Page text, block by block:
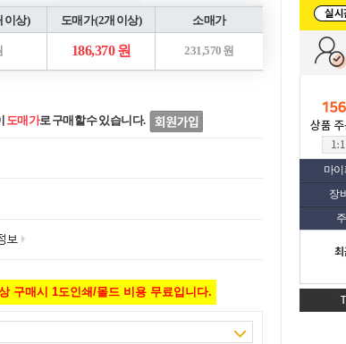
마
장
이상) 도매가 (2개 이상) 소매가
186,370 원 231,570 원
도매가로 구매할 수 있습니다.
구매시 1도인쇄/몰드 비용 무료입니다.